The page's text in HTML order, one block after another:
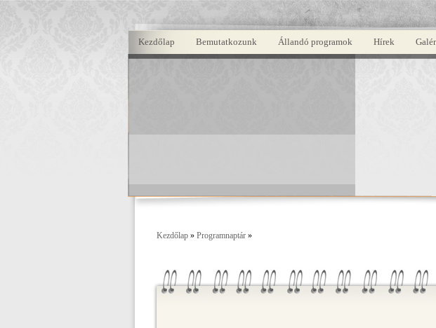
Kezdőlap Bemutatkozunk Állandó programok Hírek
Kezdőlap» Programnaptár»